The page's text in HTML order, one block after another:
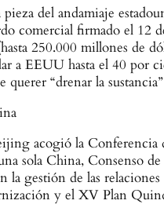
del andamiaje
comercial firmado el 12
250.000 millones de
a EEUU hasta el 40
querer “drenar la
acogió la
sola China, Consenso
la gestión de las
y el XV Plan